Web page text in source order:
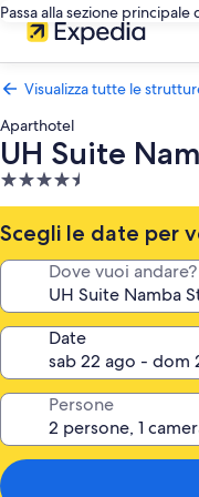
Passa alla sezione principale
Visualizza tutte le
Aparthotel
UH Suite
Struttura
a
4.5
stelle
Scegli le date per
Dove vuoi andare?
Date
Persone